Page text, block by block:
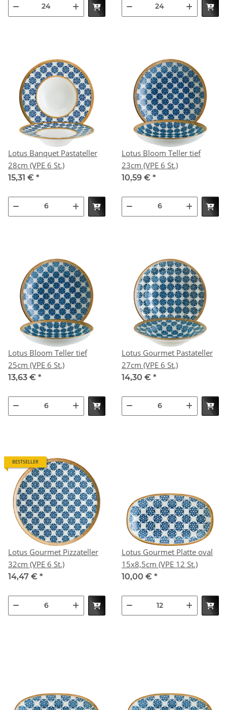
Lotus Banquet Pastateller
28cm (VPE 6 St.)
15,31 € *
Lotus Bloom Teller tief
23cm (VPE 6 St.)
10,59 € *
Lotus Bloom Teller tief
25cm (VPE 6 St.)
13,63 € *
Lotus Gourmet Pastateller
27cm (VPE 6 St.)
14,30 € *
BESTSELLER
Lotus Gourmet Pizzateller
32cm (VPE 6 St.)
14,47 € *
Lotus Gourmet Platte oval
15x8,5cm (VPE 12 St.)
10,00 € *